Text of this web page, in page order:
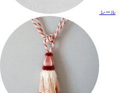
レール